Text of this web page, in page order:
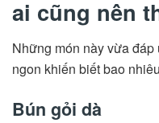
ai cũng nên
Những món này vừa
ngon khiến biết bao
Bún gỏi dà